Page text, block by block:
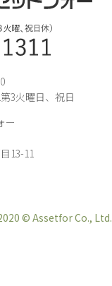
3火曜日、祝日
ー
13-11
© Assetfor Co., Ltd.